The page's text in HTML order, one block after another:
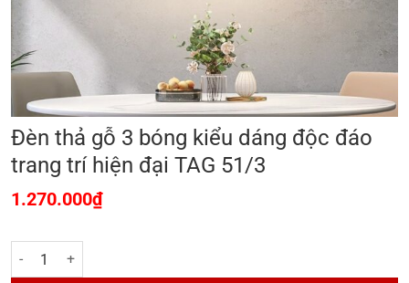
Đèn thả gỗ 3 bóng kiểu dáng độc đáo
trang trí hiện đại TAG 51/3
1.270.000₫
Đèn thả gỗ 3 bóng kiểu dáng độc đáo trang trí hiện đại TAG 51/3 số